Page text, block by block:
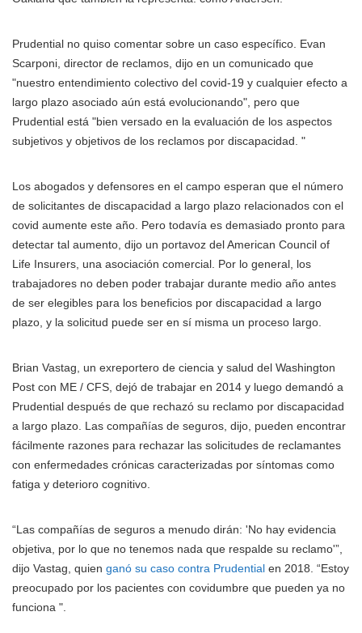
Prudential no quiso comentar sobre un caso específico. Evan
Scarponi, director de reclamos, dijo en un comunicado que
"nuestro entendimiento colectivo del covid-19 y cualquier efecto a
largo plazo asociado aún está evolucionando", pero que
Prudential está "bien versado en la evaluación de los aspectos
subjetivos y objetivos de los reclamos por discapacidad. "
Los abogados y defensores en el campo esperan que el número
de solicitantes de discapacidad a largo plazo relacionados con el
covid aumente este año. Pero todavía es demasiado pronto para
detectar tal aumento, dijo un portavoz del American Council of
Life Insurers, una asociación comercial. Por lo general, los
trabajadores no deben poder trabajar durante medio año antes
de ser elegibles para los beneficios por discapacidad a largo
plazo, y la solicitud puede ser en sí misma un proceso largo.
Brian Vastag, un exreportero de ciencia y salud del Washington
Post con ME / CFS, dejó de trabajar en 2014 y luego demandó a
Prudential después de que rechazó su reclamo por discapacidad
a largo plazo. Las compañías de seguros, dijo, pueden encontrar
fácilmente razones para rechazar las solicitudes de reclamantes
con enfermedades crónicas caracterizadas por síntomas como
fatiga y deterioro cognitivo.
“Las compañías de seguros a menudo dirán: 'No hay evidencia
objetiva, por lo que no tenemos nada que respalde su reclamo'”,
dijo Vastag, quien ganó su caso contra Prudential en 2018. “Estoy
preocupado por los pacientes con covidumbre que pueden ya no
funciona ".